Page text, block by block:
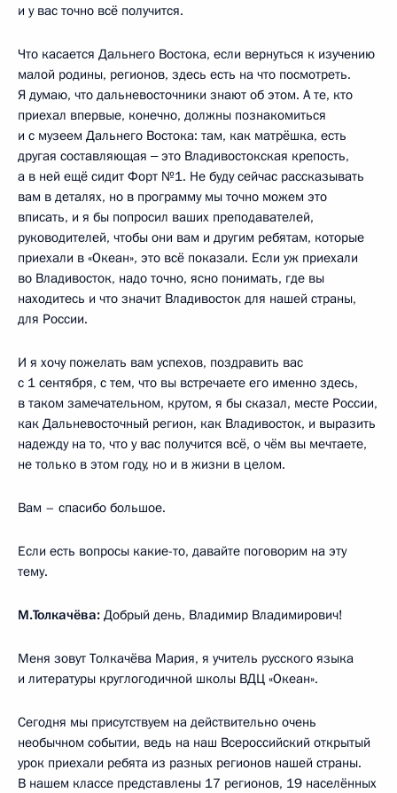
и у вас точно всё получится.
Что касается Дальнего Востока, если вернуться к изучению
малой родины, регионов, здесь есть на что посмотреть.
Я думаю, что дальневосточники знают об этом. А те, кто
приехал впервые, конечно, должны познакомиться
и с музеем Дальнего Востока: там, как матрёшка, есть
другая составляющая ‒ это Владивостокская крепость,
а в ней ещё сидит Форт №1. Не буду сейчас рассказывать
вам в деталях, но в программу мы точно можем это
вписать, и я бы попросил ваших преподавателей,
руководителей, чтобы они вам и другим ребятам, которые
приехали в «Океан», это всё показали. Если уж приехали
во Владивосток, надо точно, ясно понимать, где вы
находитесь и что значит Владивосток для нашей страны,
для России.
И я хочу пожелать вам успехов, поздравить вас
с 1 сентября, с тем, что вы встречаете его именно здесь,
в таком замечательном, крутом, я бы сказал, месте России,
как Дальневосточный регион, как Владивосток, и выразить
надежду на то, что у вас получится всё, о чём вы мечтаете,
не только в этом году, но и в жизни в целом.
Вам – спасибо большое.
Если есть вопросы какие-то, давайте поговорим на эту
тему.
М.Толкачёва: Добрый день, Владимир Владимирович!
Меня зовут Толкачёва Мария, я учитель русского языка
и литературы круглогодичной школы ВДЦ «Океан».
Сегодня мы присутствуем на действительно очень
необычном событии, ведь на наш Всероссийский открытый
урок приехали ребята из разных регионов нашей страны.
В нашем классе представлены 17 регионов, 19 населённых